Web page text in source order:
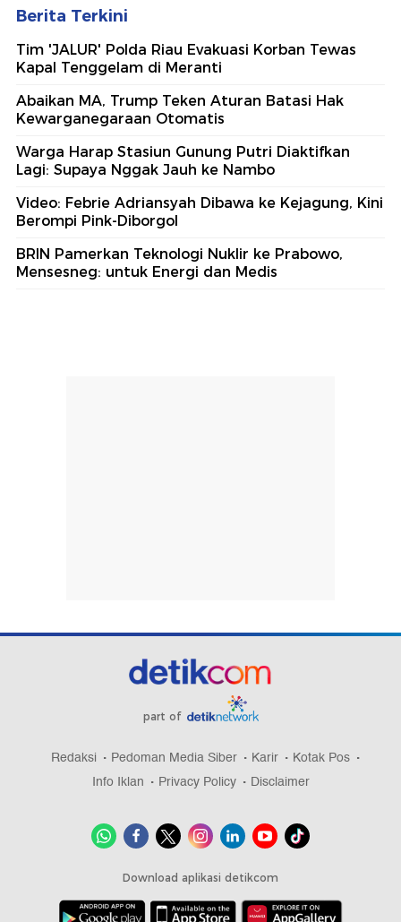
Berita Terkini
Tim 'JALUR' Polda Riau Evakuasi Korban Tewas
Kapal Tenggelam di Meranti
Abaikan MA, Trump Teken Aturan Batasi Hak
Kewarganegaraan Otomatis
Warga Harap Stasiun Gunung Putri Diaktifkan
Lagi: Supaya Nggak Jauh ke Nambo
Video: Febrie Adriansyah Dibawa ke Kejagung, Kini
Berompi Pink-Diborgol
BRIN Pamerkan Teknologi Nuklir ke Prabowo,
Mensesneg: untuk Energi dan Medis
part of
Redaksi Pedoman Media Siber Karir
Kotak Pos
Info Iklan
Privacy Policy Disclaimer
Download aplikasi detikcom